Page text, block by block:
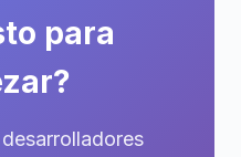
para